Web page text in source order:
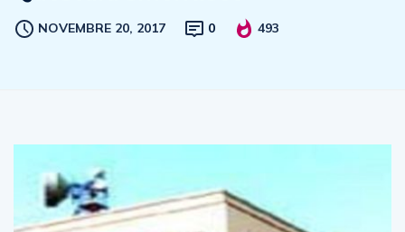
NOVEMBRE 20, 2017 0 493